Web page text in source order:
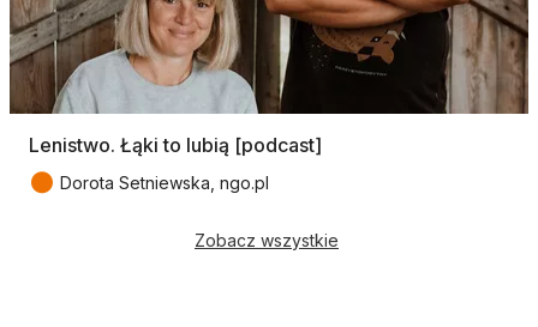
Lenistwo. Łąki to lubią [podcast]
● Dorota Setniewska, ngo.pl
Zobacz wszystkie